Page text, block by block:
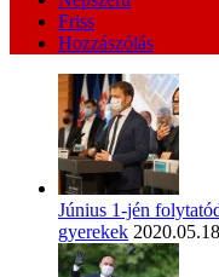
Friss
Hozzászólás
Június 1-jén
gyerekek